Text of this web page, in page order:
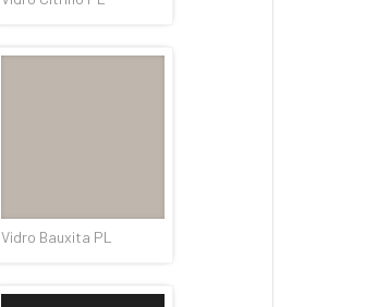
Vidro Bauxita PL